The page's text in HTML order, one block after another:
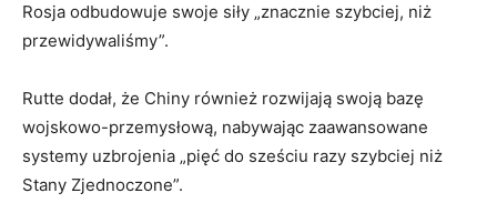
Rosja odbudowuje swoje siły „znacznie szybciej, niż
przewidywaliśmy”.
Rutte dodał, że Chiny również rozwijają swoją bazę
wojskowo-przemysłową, nabywając zaawansowane
systemy uzbrojenia „pięć do sześciu razy szybciej niż
Stany Zjednoczone”.